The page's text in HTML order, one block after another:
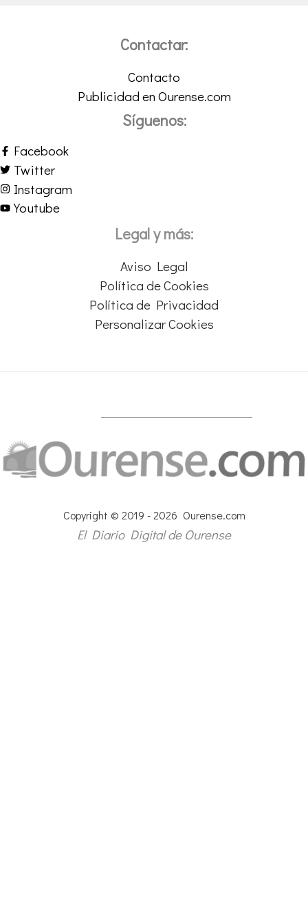
Contactar:
Contacto
Publicidad en Ourense.com
Síguenos:
Facebook
Twitter
Instagram
Youtube
Legal y más:
Aviso Legal
Política de Cookies
Política de Privacidad
Personalizar Cookies
Copyright © 2019 - 2026 Ourense.com
El Diario Digital de Ourense